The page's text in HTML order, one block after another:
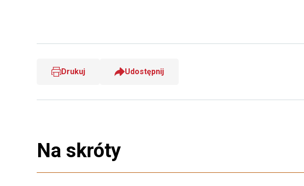
Drukuj Udostępnij
Na skróty